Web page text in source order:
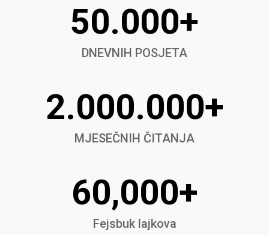
50.000+
DNEVNIH POSJETA
2.000.000+
MJESEČNIH ČITANJA
60,000+
Fejsbuk lajkova